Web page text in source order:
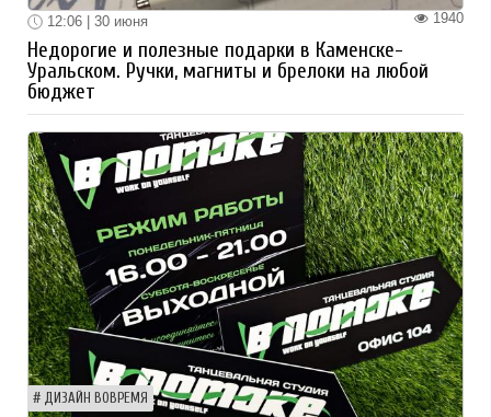
1940
12:06 | 30 июня
Недорогие и полезные подарки в Каменске-
Уральском. Ручки, магниты и брелоки на любой
бюджет
ДИЗАЙН ВОВРЕМЯ